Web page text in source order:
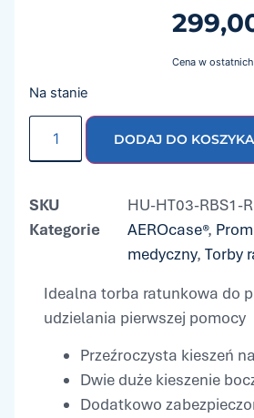
Idealna torba ratunkowa do
udzielania pierwszej pomocy
Przeźroczysta kieszeń
Dwie duże kieszenie
Dodatkowo
Cena w
Na stanie
DODAJ DO KOSZYKA
SKU
HU-HT03-RBS1-R
Kategorie
AEROcase®,
medyczny, Torby